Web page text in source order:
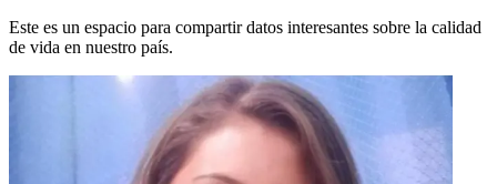
Este es un espacio para compartir datos interesantes sobre la calidad
de vida en nuestro país.